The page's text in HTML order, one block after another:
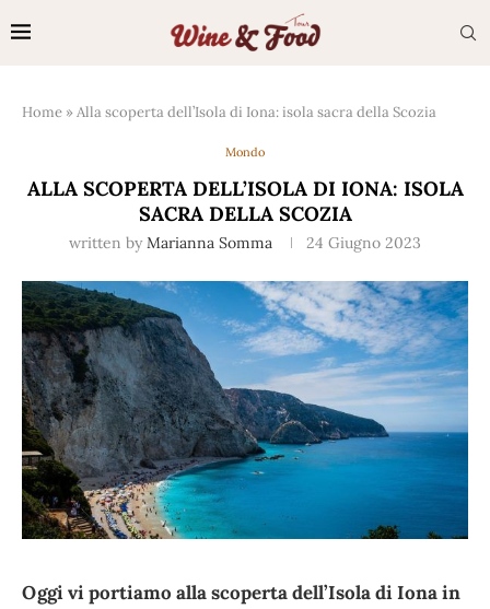
Home »Alla scoperta dell’Isola di Iona: isola sacra della Scozia
Mondo
ALLA SCOPERTA DELL’ISOLA DI IONA: ISOLA
SACRA DELLA SCOZIA
written by Marianna Somma 24 Giugno 2023
Oggi vi portiamo alla scoperta dell’Isola di Iona in